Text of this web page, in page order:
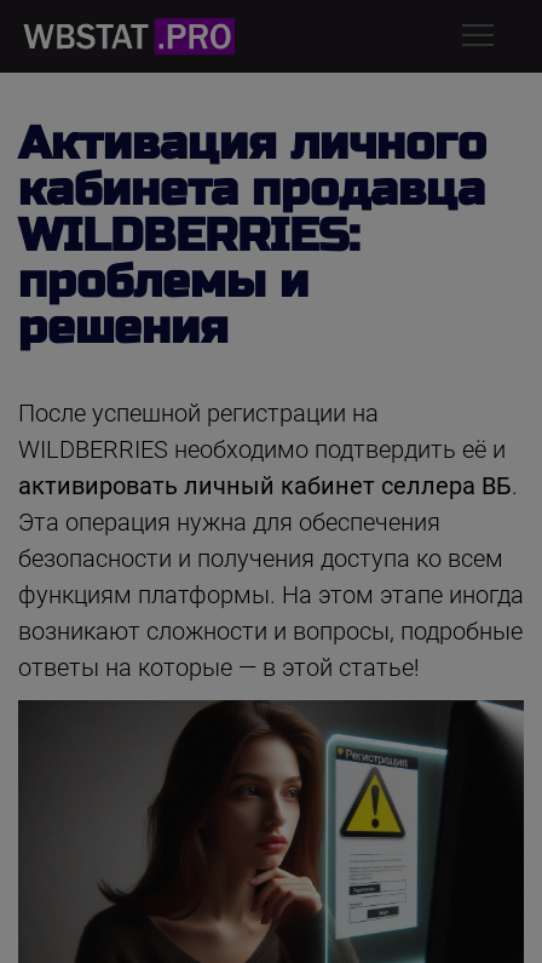
Активация личного
кабинета продавца
WILDBERRIES:
проблемы и
решения
После успешной регистрации на
WILDBERRIES необходимо подтвердить её и
активировать личный кабинет селлера ВБ.
Эта операция нужна для обеспечения
безопасности и получения доступа ко всем
функциям платформы. На этом этапе иногда
возникают сложности и вопросы, подробные
ответы на которые — в этой статье!